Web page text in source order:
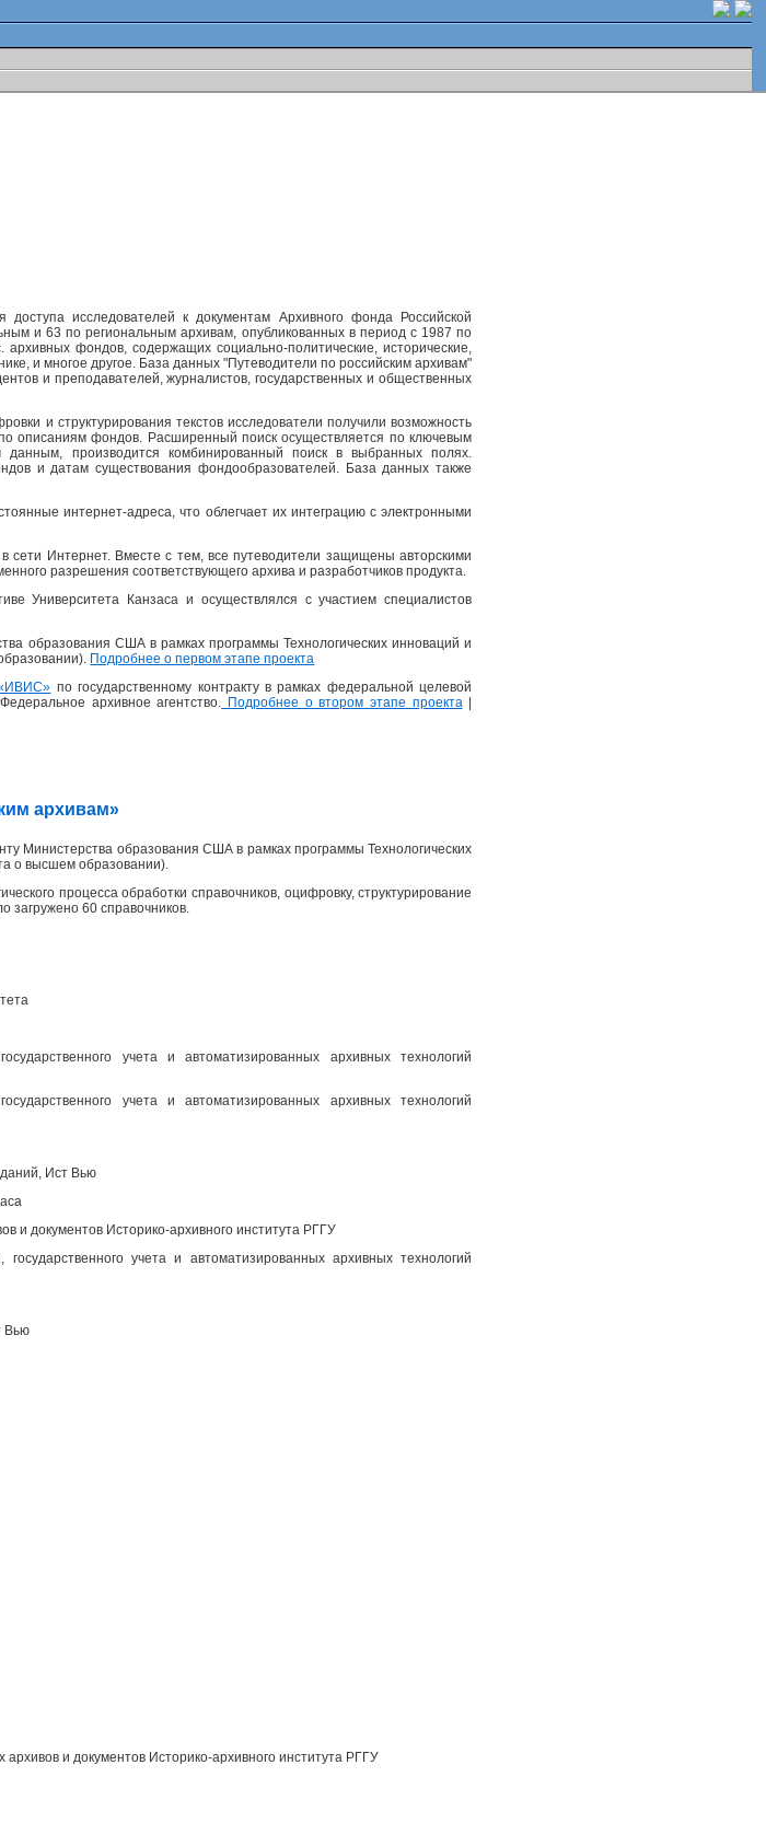
исследователей к документам Архивного фонда Российской
и 63 по региональным архивам, опубликованных в период с 1987 по
фондов, содержащих социально-политические, исторические,
и многое другое. База данных "Путеводители по российским архивам"
и преподавателей, журналистов, государственных и общественных
и структурирования текстов исследователи получили возможность
описаниям фондов. Расширенный поиск осуществляется по ключевым
производится комбинированный поиск в выбранных полях.
и датам существования фондообразователей. База данных также
интернет-адреса, что облегчает их интеграцию с электронными
сети Интернет. Вместе с тем, все путеводители защищены авторскими
разрешения соответствующего архива и разработчиков продукта.
Университета Канзаса и осуществлялся с участием специалистов
образования США в рамках программы Технологических инноваций и
Подробнее о первом этапе проекта
по государственному контракту в рамках федеральной целевой
архивное агентство. Подробнее о втором этапе проекта|
архивам»
Министерства образования США в рамках программы Технологических
о высшем образовании).
процесса обработки справочников, оцифровку, структурирование
загружено 60 справочников.
учета и автоматизированных архивных технологий
учета и автоматизированных архивных технологий
Ист Вью
и документов Историко-архивного института РГГУ
учета и автоматизированных архивных технологий
Вью
и документов Историко-архивного института РГГУ